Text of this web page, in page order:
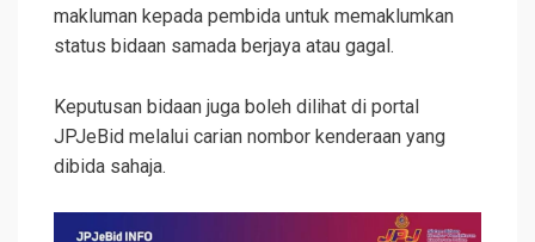
makluman kepada pembida untuk memaklumkan
status bidaan samada berjaya atau gagal.
Keputusan bidaan juga boleh dilihat di portal
JPJeBid melalui carian nombor kenderaan yang
dibida sahaja.